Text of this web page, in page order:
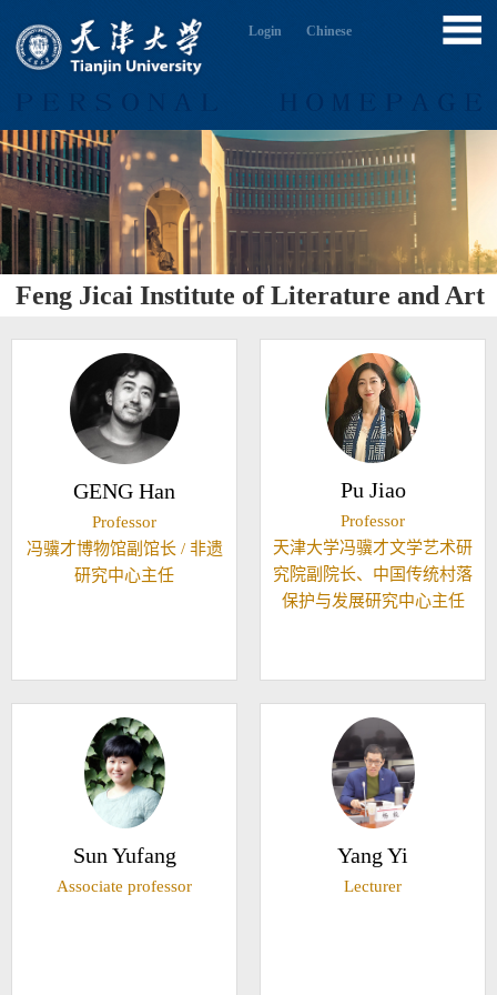
Login Chinese
Feng Jicai Institute of Literature and Art
GENG Han
Professor
冯骥才博物馆副馆长 / 非遗
研究中心主任
Pu Jiao
Professor
天津大学冯骥才文学艺术研
究院副院长、中国传统村落
保护与发展研究中心主任
Sun Yufang
Associate professor
Yang Yi
Lecturer